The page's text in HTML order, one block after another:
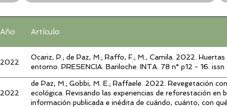
Instituto de Investigaciones en
Año Artículo
2022
Ocariz, P.; de Paz, M.; Raffo, F.; M., Camila. 2022.
entorno. PRESENCIA. Bariloche: INTA. 78 n° p12 - 16.
2022
de Paz, M.; Gobbi, M. E.; Raffaele. 2022. Revegetación
ecológica. Revisando las experiencias de reforestación en
información publicada e inédita de cuándo, cuánto, con